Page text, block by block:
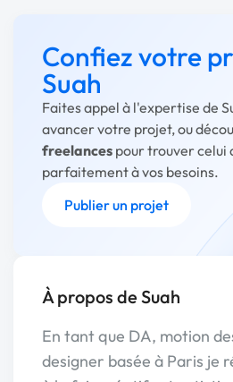
Confiez votre
Suah
Faites appel à l'expertise de
avancer votre projet, ou
freelances pour trouver celui
parfaitement à vos besoins.
Publier un projet
À propos de Suah
En tant que DA, motion
designer basée à Paris je